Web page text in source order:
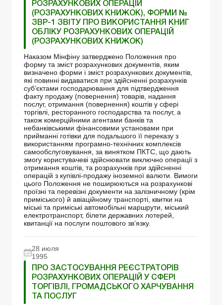
РОЗРАХУНКОВИХ ОПЕРАЦІЙ
(РОЗРАХУНКОВИХ КНИЖОК), ФОРМИ №
ЗВР-1 ЗВІТУ ПРО ВИКОРИСТАННЯ КНИГ
ОБЛІКУ РОЗРАХУНКОВИХ ОПЕРАЦІЙ
(РОЗРАХУНКОВИХ КНИЖОК)
Наказом Мінфіну затверджено Положення про
форму та зміст розрахункових документів, яким
визначено форми і зміст розрахункових документів,
які повинні видаватися при здійсненні розрахунків
суб’єктами господарювання для підтвердження
факту продажу (повернення) товарів, надання
послуг, отримання (повернення) коштів у сфері
торгівлі, ресторанного господарства та послуг, а
також комерційними агентами банків та
небанківськими фінансовими установами при
прийманні готівки для подальшого її переказу з
використанням програмно-технічних комплексів
самообслуговування, за винятком ПКТС, що дають
змогу користувачеві здійснювати виключно операції з
отримання коштів, та розрахунків при здійсненні
операцій з купівлі-продажу іноземної валюти. Вимоги
цього Положення не поширюються на розрахункові
проїзні та перевізні документи на залізничному (крім
приміського) й авіаційному транспорті, квитки на
міські та приміські автомобільні маршрути, міський
електротранспорт, білети державних лотерей,
квитанції на послуги поштового зв’язку.
28 июля
1995
ПРО ЗАСТОСУВАННЯ РЕЄСТРАТОРІВ
РОЗРАХУНКОВИХ ОПЕРАЦІЙ У СФЕРІ
ТОРГІВЛІ, ГРОМАДСЬКОГО ХАРЧУВАННЯ
ТА ПОСЛУГ